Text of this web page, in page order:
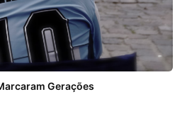
Gerações